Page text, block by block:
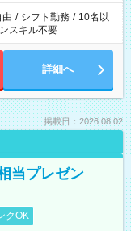
由 / シフト勤務 / 10名以
スキル不要
詳細へ
掲載日：2026.08.02
当プレゼン
クOK